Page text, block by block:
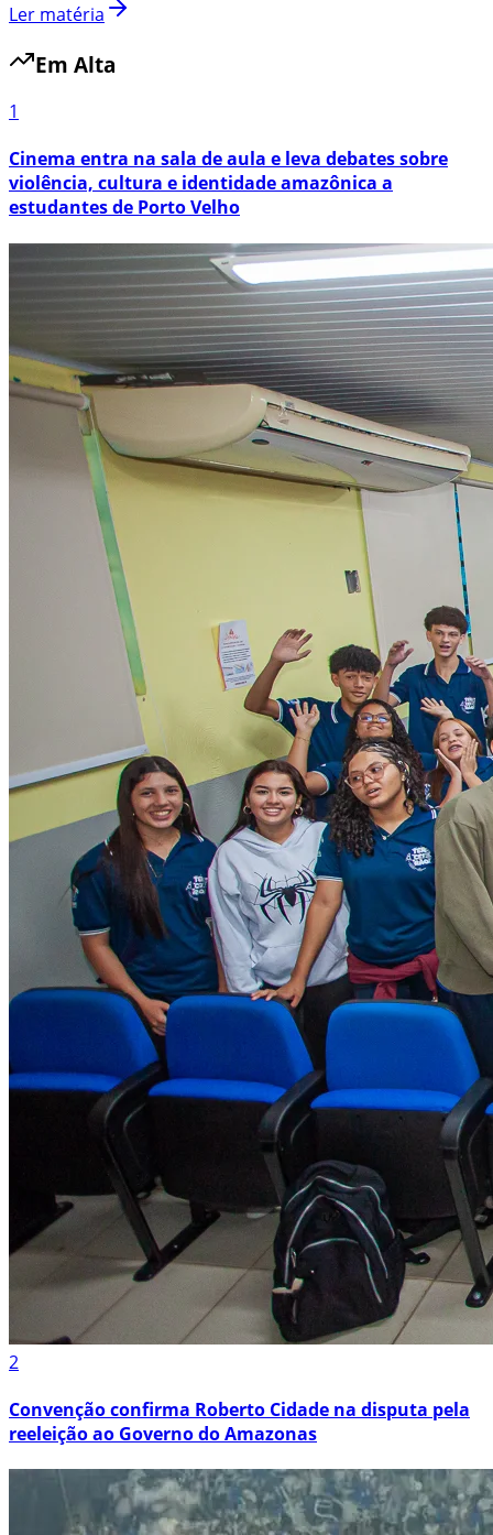
Ler matéria
Em Alta
1
Cinema entra na sala de aula e leva debates sobre
violência, cultura e identidade amazônica a
estudantes de Porto Velho
2
Convenção confirma Roberto Cidade na disputa pela
reeleição ao Governo do Amazonas